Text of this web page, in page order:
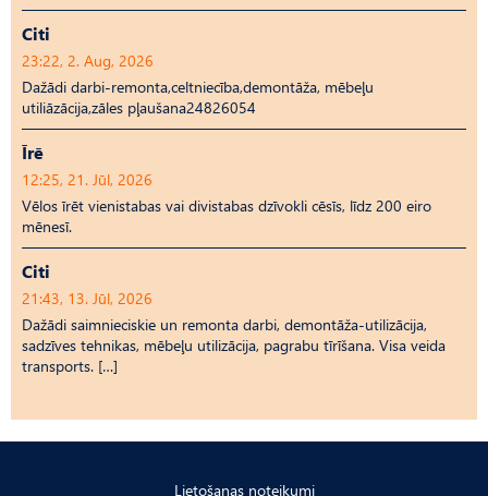
Citi
23:22, 2. Aug, 2026
Dažādi darbi-remonta,celtniecība,demontāža, mēbeļu
utiliāzācija,zāles pļaušana24826054
Īrē
12:25, 21. Jūl, 2026
Vēlos īrēt vienistabas vai divistabas dzīvokli cēsīs, līdz 200 eiro
mēnesī.
Citi
21:43, 13. Jūl, 2026
Dažādi saimnieciskie un remonta darbi, demontāža-utilizācija,
sadzīves tehnikas, mēbeļu utilizācija, pagrabu tīrīšana. Visa veida
transports. […]
Lietošanas noteikumi